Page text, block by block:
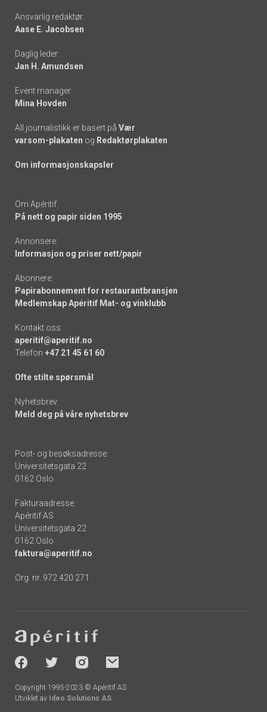
Footer
-
links
Ansvarlig redaktør:
Aase E. Jacobsen
Daglig leder:
Jan H. Amundsen
Event manager:
Mina Hovden
All journalistikk er basert på Vær
varsom-plakaten og Redaktørplakaten
Om informasjonskapsler
Om Apéritif:
På nett og papir siden 1995
Annonsere:
Informasjon og priser nett/papir
Abonnere:
Papirabonnement for restaurantbransjen
Medlemskap Apéritif Mat- og vinklubb
Kontakt oss:
aperitif@aperitif.no
Telefon +47 21 45 61 60
Ofte stilte spørsmål
Nyhetsbrev:
Meld deg på våre nyhetsbrev
Post- og besøksadresse:
Universitetsgata 22
0162 Oslo
Fakturaadresse:
Apéritif AS
Universitetsgata 22
0162 Oslo
faktura@aperitif.no
Org. nr. 972 420 271
-
socials
Copyright 1995-2023 © Apéritif AS
Utviklet av Ideo Solutions AS